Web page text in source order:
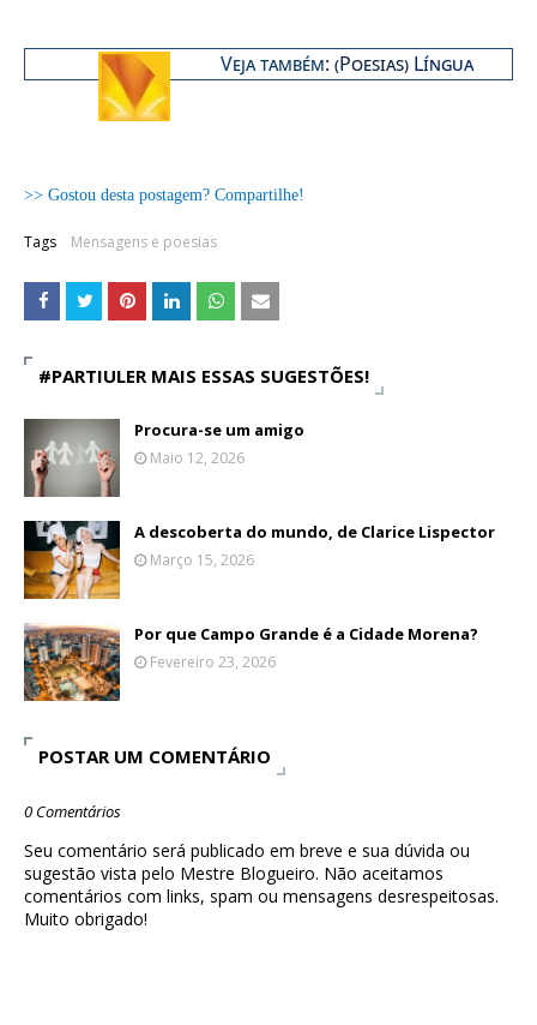
Veja também: (Poesias) Língua
>> Gostou desta postagem? Compartilhe!
Tags Mensagens e poesias
#PARTIULER MAIS ESSAS SUGESTÕES!
Procura-se um amigo
Maio 12, 2026
A descoberta do mundo, de Clarice Lispector
Março 15, 2026
Por que Campo Grande é a Cidade Morena?
Fevereiro 23, 2026
POSTAR UM COMENTÁRIO
0 Comentários
Seu comentário será publicado em breve e sua dúvida ou
sugestão vista pelo Mestre Blogueiro. Não aceitamos
comentários com links, spam ou mensagens desrespeitosas.
Muito obrigado!